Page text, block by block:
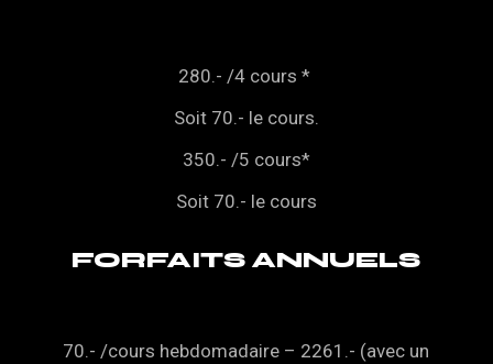
280.- /4 cours *
Soit 70.- le cours.
350.- /5 cours*
Soit 70.- le cours
FORFAITS ANNUELS
70.- /cours hebdomadaire – 2261.- (avec un